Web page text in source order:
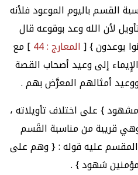
القسم باليوم الموعود فلأنه
لأن الله وعد بوقوعه قال
يوعدون } [المعارج : 44
] مع
إلى وعيد أصحاب القصة
أمثالهم المعرَّض بهم .
} على اختلاف تأويلاته ،
قريبة من مناسبة القَسم
المقسم عليه قوله : { وهم على
شهود } .